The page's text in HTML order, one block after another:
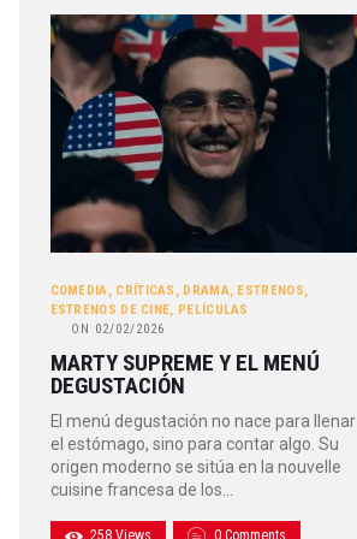
COMEDIA, CRÍTICAS , DRAMA, ESTRENOS,
ESTRENOS DE CINE, PELÍCULAS
ON 02/02/2026
MARTY SUPREME Y EL MENÚ
DEGUSTACIÓN
El menú degustación no nace para llenar
el estómago, sino para contar algo. Su
origen moderno se sitúa en la nouvelle
cuisine francesa de los…
258 Views 0 Comments